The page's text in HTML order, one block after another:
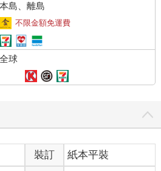
島、離島
不限金額免運費
球
裝訂
紙本平裝